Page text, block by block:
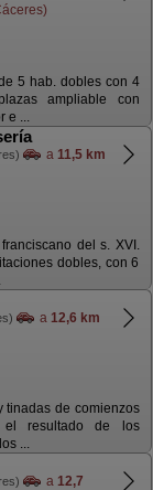
5 hab. dobles con 4
ampliable con
e ...
a 11,5 km
del s. XVI.
dobles, con 6
a 12,6 km
tinadas de comienzos
resultado de los
...
a 12,7